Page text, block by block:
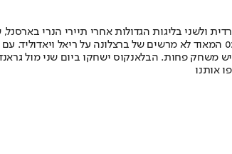
אחרי תיירי הנרי בארסנל, שמגיע ל-20 שערים ו-20
הארגנטינאי בישל לארתורו וידאל את השער היחיד ב-0:1 המאוד לא
אותנו